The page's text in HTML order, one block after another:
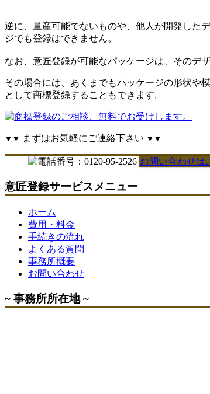
逆に、量産可能でないものや、他人が開発した
ジでも登録はできません。
なお、意匠登録が可能なパッケージは、そのデ
その場合には、あくまでもパッケージの形状や
として商標登録することもできます。
▼▼ まずはお気軽にご連絡下さい ▼▼
お問い合わせは
意匠登録サービスメニュー
ホーム
費用・料金
手続きの流れ
よくある質問
事務所概要
お問い合わせ
~ 事務所所在地 ~